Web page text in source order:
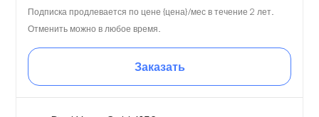
Подписка продлевается по цене {цена}/мес в течение 2 лет.
Отменить можно в любое время.
Заказать